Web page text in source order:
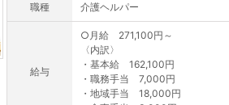
職種 介護ヘルパー
給与
○月給 271,100円～
〈内訳〉
・基本給 162,100円
・職務手当 7,000円
・地域手当 18,000円